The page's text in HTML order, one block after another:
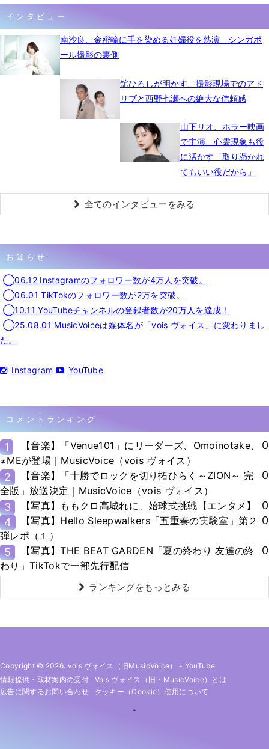
インタビュー
南沙良、金密輸に手を染める妊婦役を熱演 シンガポ
ール撮影の裏側
舘ひろしが明かす、撮影現場でのアド
リブと西野七瀬への絶大な信頼感
山下リオ、ホラー映画
で主演 心霊現象も役
に活かす「取り憑かれ
てもいい役だから」
全てのインタビューをみる
お知らせ
◯06.12 Instagramのフォロワー数が4万人を突破。
◯06.01 TikTokのフォロワー数が2万を突破。
◯10.11 YouTubeチャンネルの登録者数が20万人を達成！
◯25.08.01 MusicVoiceは媒体名が「vois ヴォイス」に変わりまし
た。
Instagram YouTube
コメントランキング
1
【音楽】「Venue101」にリーダーズ、Omoinotake、
≠MEが登場｜MusicVoice（vois ヴォイス）
0
2
【音楽】「十勝でロックを切り拓ひらく～ZION～ 完
全版」放送決定｜MusicVoice（vois ヴォイス）
0
3 【写真】ももクロ高城れに、始球式挑戦【エンタメ】
0
4
【写真】Hello Sleepwalkers「五重奏の実験室」第２
弾レポ（１）
0
5
【写真】THE BEAT GARDEN「夏の終わり 友達の終
わり」TikTokで一部先行配信
0
ランキングをもっとみる
Copyright © 2026. vois ヴォイス（旧MusicVoice） - YouTube
情報提供・取材案内の受付
Vois ヴォイス（旧・MusicVoice）とは
広告に関するお問い合わせ
クッキー（cookie）使用について
-